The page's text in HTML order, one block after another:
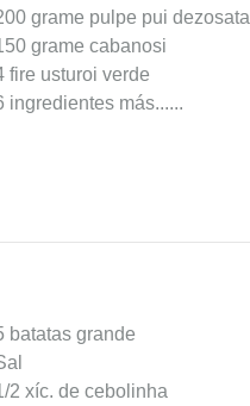
grame pulpe pui dezosata
grame cabanosi
fire usturoi verde
ingredientes más......
batatas grande
2 xíc. de cebolinha